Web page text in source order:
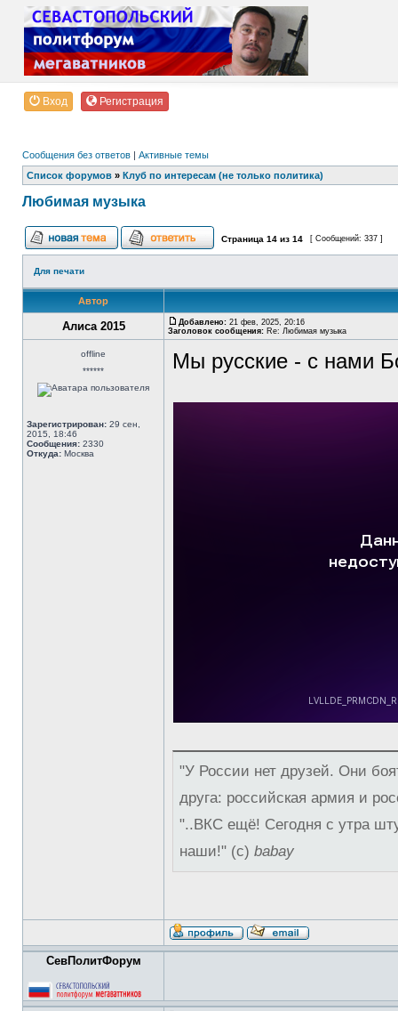
Вход Регистрация
Сообщения без ответов | Активные темы
Список форумов » Клуб по интересам (не только политика)
Любимая музыка
Страница 14 из 14 [ Сообщений: 337 ]
Для печати
Автор
Алиса 2015 Добавлено: 21 фев, 2025, 20:16
Заголовок сообщения: Re: Любимая музыка
offline
******
Зарегистрирован: 29 сен,
2015, 18:46
Сообщения: 2330
Откуда: Москва
Мы русские - с нами
"У России нет друзей. Они
друга: российская армия и
"..ВКС ещё! Сегодня с утра
наши!" (с) babay
СевПолитФорум